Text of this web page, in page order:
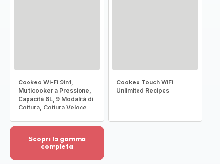
Cookeo Wi-Fi 9in1,
Multicooker a Pressione,
Capacità 6L, 9 Modalità di
Cottura, Cottura Veloce
Cookeo Touch WiFi
Unlimited Recipes
Scopri la gamma
completa